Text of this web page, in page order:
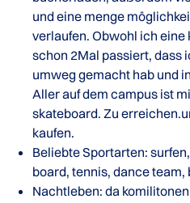
und eine menge
verlaufen. Obwohl ich eine
schon 2Mal passiert, dass
umweg gemacht hab und
Aller auf dem campus ist
skateboard. Zu
kaufen.
Beliebte Sportarten:
board, tennis, dance team,
Nachtleben: da